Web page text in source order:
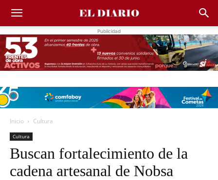
Publicidad
Inicio Cultura
Cultura
Buscan fortalecimiento de la
cadena artesanal de Nobsa